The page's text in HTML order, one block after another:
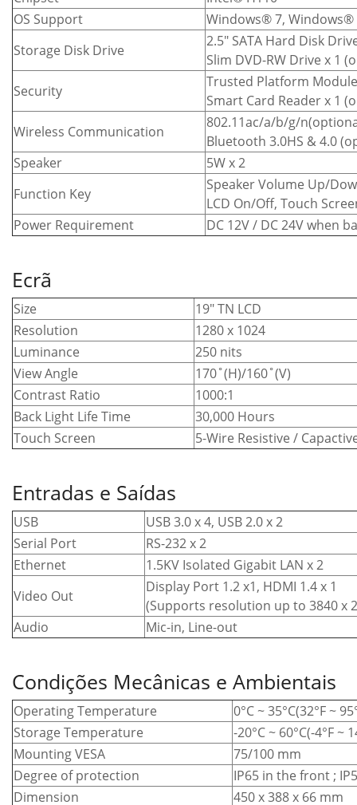
OS Support
Windows® 7, Windows®
Storage Disk Drive
2.5″ SATA Hard Disk
Slim DVD-RW Drive x 1
Security
Trusted Platform
Smart Card Reader x 1
Wireless Communication
802.11ac/a/b/g/
Bluetooth 3.0HS & 4.0
Speaker
5W x 2
Function Key
Speaker Volume Up/
LCD On/Off, Touch
Power Requirement
DC 12V / DC 24V when
Ecrã
Size
19″ TN LCD
Resolution
1280 x 1024
Luminance
250 nits
View Angle
170˚(H)/160˚(V)
Contrast Ratio
1000:1
Back Light Life Time
30,000 Hours
Touch Screen
5-Wire Resistive /
Entradas e Saídas
USB
USB 3.0 x 4, USB 2.0 x 2
Serial Port
RS-232 x 2
Ethernet
1.5KV Isolated Gigabit LAN x 2
Video Out
Display Port 1.2 x1, HDMI 1.4 x 1
(Supports resolution up to 3840 x
Audio
Mic-in, Line-out
Condições Mecânicas e Ambientais
Operating Temperature
0°C ~ 35°C(32°F ~
Storage Temperature
-20°C ~ 60°C(-4°F ~
Mounting VESA
75/100 mm
Degree of protection
IP65 in the front ;
Dimension
450 x 388 x 66 mm